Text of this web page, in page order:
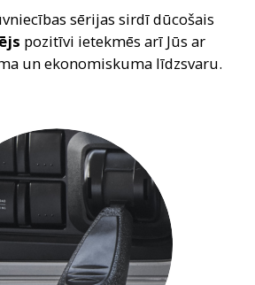
pozitīvi ietekmēs arī Jūs ar
un ekonomiskuma līdzsvaru.